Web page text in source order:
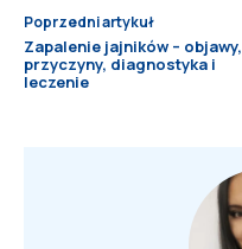
Poprzedni artykuł
Zapalenie jajników – objawy,
przyczyny, diagnostyka i
leczenie